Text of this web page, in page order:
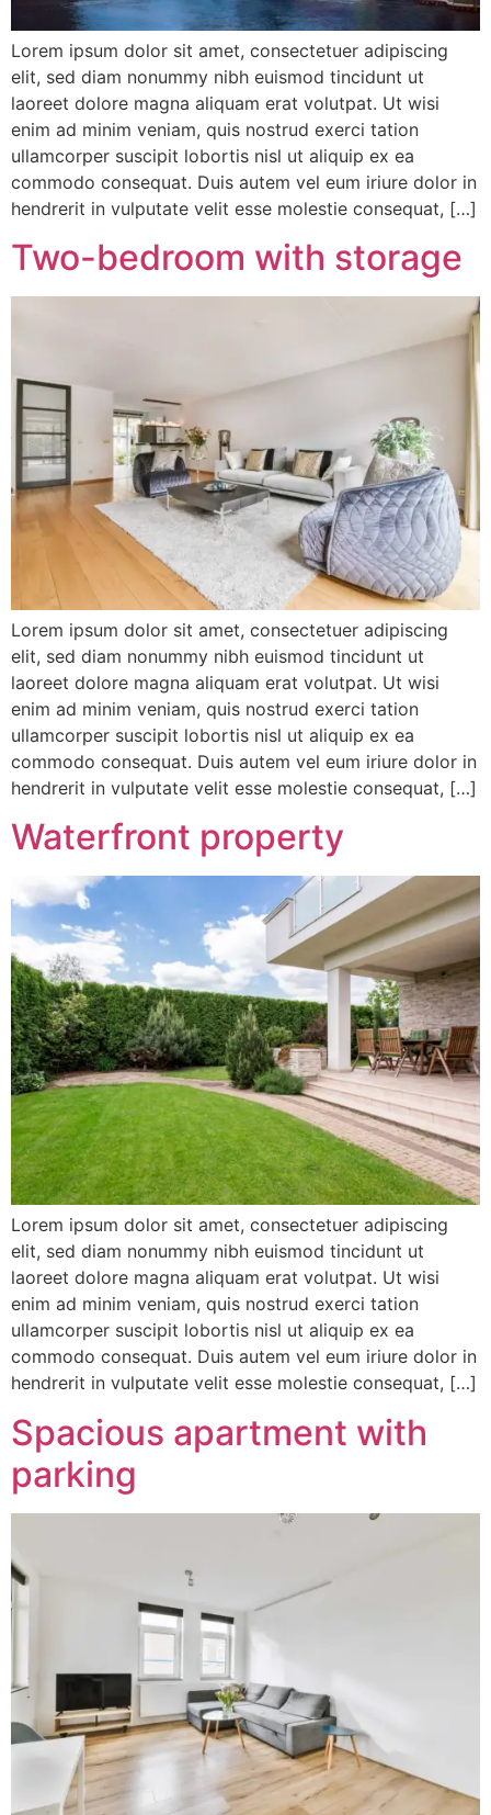
Lorem ipsum dolor sit amet, consectetuer adipiscing
elit, sed diam nonummy nibh euismod tincidunt ut
laoreet dolore magna aliquam erat volutpat. Ut wisi
enim ad minim veniam, quis nostrud exerci tation
ullamcorper suscipit lobortis nisl ut aliquip ex ea
commodo consequat. Duis autem vel eum iriure dolor in
hendrerit in vulputate velit esse molestie consequat, […]
Two-bedroom with storage
Lorem ipsum dolor sit amet, consectetuer adipiscing
elit, sed diam nonummy nibh euismod tincidunt ut
laoreet dolore magna aliquam erat volutpat. Ut wisi
enim ad minim veniam, quis nostrud exerci tation
ullamcorper suscipit lobortis nisl ut aliquip ex ea
commodo consequat. Duis autem vel eum iriure dolor in
hendrerit in vulputate velit esse molestie consequat, […]
Waterfront property
Lorem ipsum dolor sit amet, consectetuer adipiscing
elit, sed diam nonummy nibh euismod tincidunt ut
laoreet dolore magna aliquam erat volutpat. Ut wisi
enim ad minim veniam, quis nostrud exerci tation
ullamcorper suscipit lobortis nisl ut aliquip ex ea
commodo consequat. Duis autem vel eum iriure dolor in
hendrerit in vulputate velit esse molestie consequat, […]
Spacious apartment with
parking